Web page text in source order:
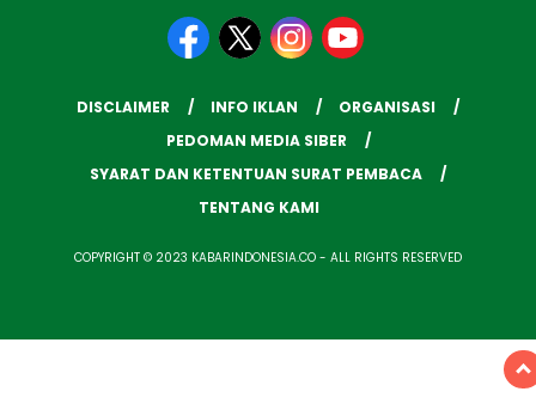
DISCLAIMER INFO IKLAN
ORGANISASI
PEDOMAN MEDIA SIBER
SYARAT DAN KETENTUAN SURAT PEMBACA
TENTANG KAMI
COPYRIGHT © 2023 KABARINDONESIA.CO - ALL RIGHTS RESERVED